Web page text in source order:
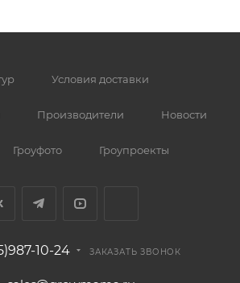
Условия доставки
Производители Новости
Гроуфото Гроупроекты
10-24 ЗАКАЗАТЬ ЗВОНОК